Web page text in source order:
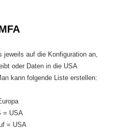
jeweils auf die Konfiguration an,
oder Daten in die USA
kann folgende Liste erstellen:
= USA
= USA